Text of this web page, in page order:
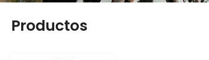
Productos